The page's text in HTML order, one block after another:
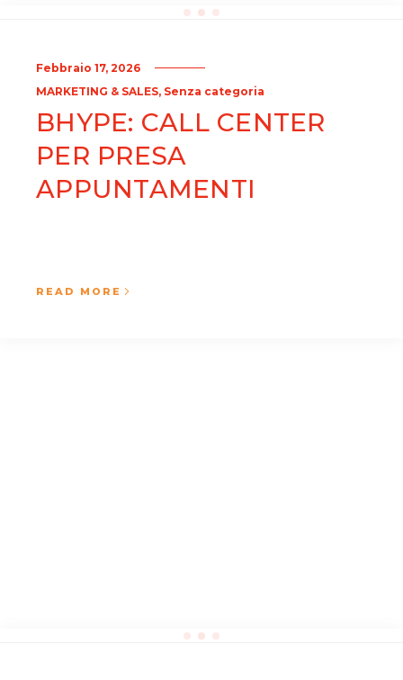
Febbraio 17, 2026
MARKETING & SALES, Senza categoria
BHYPE: CALL CENTER
PER PRESA
APPUNTAMENTI
READ MORE